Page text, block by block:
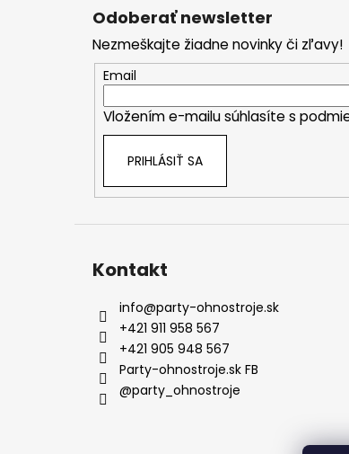
Odoberať newsletter
Nezmeškajte žiadne novinky či zľavy!
Email
Vložením e-mailu súhlasíte s
PRIHLÁSIŤ SA
Kontakt
info@party-ohnostroje.sk
+421 911 958 567
+421 905 948 567
Party-ohnostroje.sk FB
@party_ohnostroje